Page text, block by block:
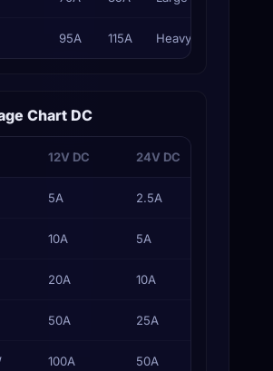
95A 115A Heavy feeders
Chart DC
12V DC 24V DC
5A 2.5A
10A 5A
20A 10A
50A 25A
100A 50A